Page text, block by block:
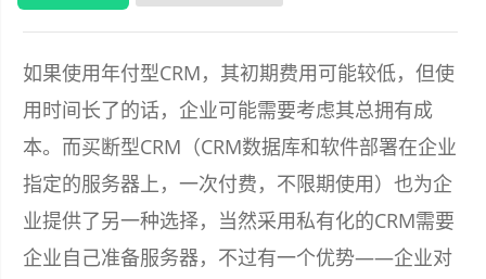
如果使用年付型CRM，其初期费用可能较低，但使
用时间长了的话，企业可能需要考虑其总拥有成
本。而买断型CRM（CRM数据库和软件部署在企业
指定的服务器上，一次付费，不限期使用）也为企
业提供了另一种选择，当然采用私有化的CRM需要
企业自己准备服务器，不过有一个优势——企业对